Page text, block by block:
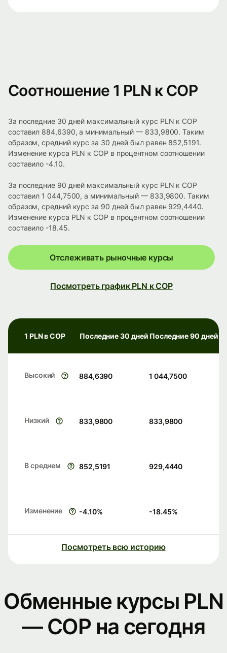
Соотношение 1 PLN к COP
За последние 30 дней максимальный курс PLN к COP
составил 884,6390, а минимальный — 833,9800. Таким
образом, средний курс за 30 дней был равен 852,5191.
Изменение курса PLN к COP в процентном соотношении
составило -4.10.
За последние 90 дней максимальный курс PLN к COP
составил 1 044,7500, а минимальный — 833,9800. Таким
образом, средний курс за 90 дней был равен 929,4440.
Изменение курса PLN к COP в процентном соотношении
составило -18.45.
Отслеживать рыночные курсы
Посмотреть график PLN к COP
1 PLN в COP Последние 30 дней Последние 90 дней
Высокий 884,6390 1 044,7500
Низкий 833,9800 833,9800
В среднем 852,5191 929,4440
Изменение -4.10% -18.45%
Посмотреть всю историю
Обменные курсы PLN
— COP на сегодня